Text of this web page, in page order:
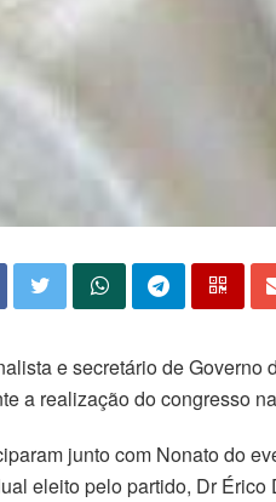
e secretário de Governo
a realização do congresso
junto com Nonato do
eleito pelo partido, Dr